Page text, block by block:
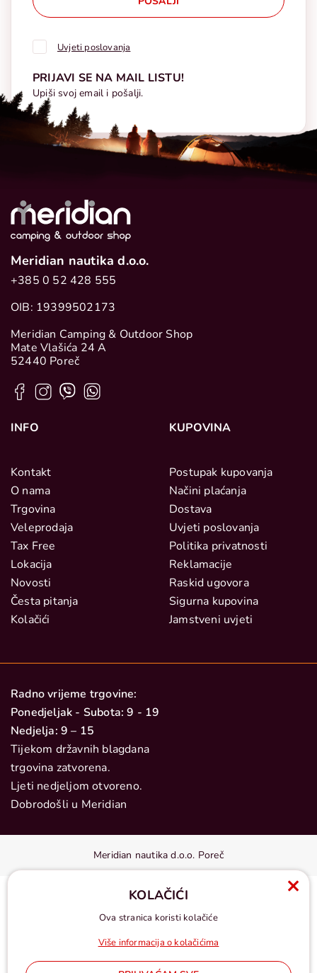
Uvjeti poslovanja
PRIJAVI SE NA MAIL LISTU!
Upiši svoj email i pošalji.
Meridian nautika d.o.o.
+385 0 52 428 555
OIB: 19399502173
Meridian Camping & Outdoor Shop
Mate Vlašića 24 A
52440 Poreč
INFO
Kontakt
O nama
Trgovina
Veleprodaja
Tax Free
Lokacija
Novosti
Česta pitanja
Kolačići
KUPOVINA
Postupak kupovanja
Načini plaćanja
Dostava
Uvjeti poslovanja
Politika privatnosti
Reklamacije
Raskid ugovora
Sigurna kupovina
Jamstveni uvjeti
Radno vrijeme trgovine:
Ponedjeljak - Subota: 9 - 19
Nedjelja: 9 – 15
Tijekom državnih blagdana
trgovina zatvorena.
Ljeti nedjeljom otvoreno.
Dobrodošli u Meridian
Meridian nautika d.o.o. Poreč
KOLAČIĆI
Ova stranica koristi kolačiće
Više informacija o kolačićima